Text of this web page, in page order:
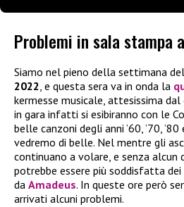
Problemi in sala stampa
Siamo nel pieno della settimana del
2022, e questa sera va in onda la
kermesse musicale, attesissima dal
in gara infatti si esibiranno con le
belle canzoni degli anni ’60, ’70,
vedremo di belle. Nel mentre gli
continuano a volare, e senza alcun
potrebbe essere più soddisfatta
da Amadeus. In queste ore però
arrivati alcuni problemi.